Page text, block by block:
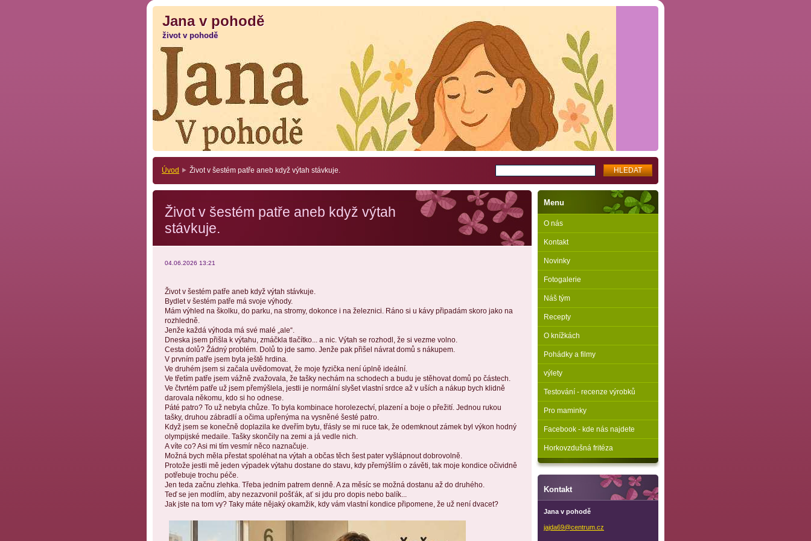
Jana v pohodě
Jana v pohodě
život v pohodě
život v pohodě
Úvod Život v šestém patře aneb když výtah stávkuje.
Život v šestém patře aneb když výtah
stávkuje.
04.06.2026 13:21
Život v šestém patře aneb když výtah stávkuje.
Bydlet v šestém patře má svoje výhody.
Mám výhled na školku, do parku, na stromy, dokonce i na železnici. Ráno si u kávy připadám skoro jako na
rozhledně.
Jenže každá výhoda má své malé „ale“.
Dneska jsem přišla k výtahu, zmáčkla tlačítko... a nic. Výtah se rozhodl, že si vezme volno.
Cesta dolů? Žádný problém. Dolů to jde samo. Jenže pak přišel návrat domů s nákupem.
V prvním patře jsem byla ještě hrdina.
Ve druhém jsem si začala uvědomovat, že moje fyzička není úplně ideální.
Ve třetím patře jsem vážně zvažovala, že tašky nechám na schodech a budu je stěhovat domů po částech.
Ve čtvrtém patře už jsem přemýšlela, jestli je normální slyšet vlastní srdce až v uších a nákup bych klidně
darovala někomu, kdo si ho odnese.
Páté patro? To už nebyla chůze. To byla kombinace horolezectví, plazení a boje o přežití. Jednou rukou
tašky, druhou zábradlí a očima upřenýma na vysněné šesté patro.
Když jsem se konečně doplazila ke dveřím bytu, třásly se mi ruce tak, že odemknout zámek byl výkon hodný
olympijské medaile. Tašky skončily na zemi a já vedle nich.
A víte co? Asi mi tím vesmír něco naznačuje.
Možná bych měla přestat spoléhat na výtah a občas těch šest pater vyšlápnout dobrovolně.
Protože jestli mě jeden výpadek výtahu dostane do stavu, kdy přemýšlím o závěti, tak moje kondice očividně
potřebuje trochu péče.
Jen teda začnu zlehka. Třeba jedním patrem denně. A za měsíc se možná dostanu až do druhého.
Teď se jen modlím, aby nezazvonil pošťák, ať si jdu pro dopis nebo balík...
Jak jste na tom vy? Taky máte nějaký okamžik, kdy vám vlastní kondice připomene, že už není dvacet?
Menu
O nás
Kontakt
Novinky
Fotogalerie
Náš tým
Recepty
O knížkách
Pohádky a filmy
výlety
Testování - recenze výrobků
Pro maminky
Facebook - kde nás najdete
Horkovzdušná fritéza
Kontakt
Jana v pohodě
jajda69@centrum. cz